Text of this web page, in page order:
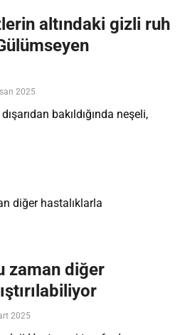
altındaki gizli ruh
2025
bakıldığında neşeli,
zaman diğer
2025